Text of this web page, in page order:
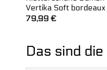
Vertika Soft bordeaux
79,99 €
Das sind